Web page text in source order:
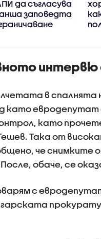
да съгласува
заповедта
в спалнята
като
като
Така от
че снимките
обаче, се
с